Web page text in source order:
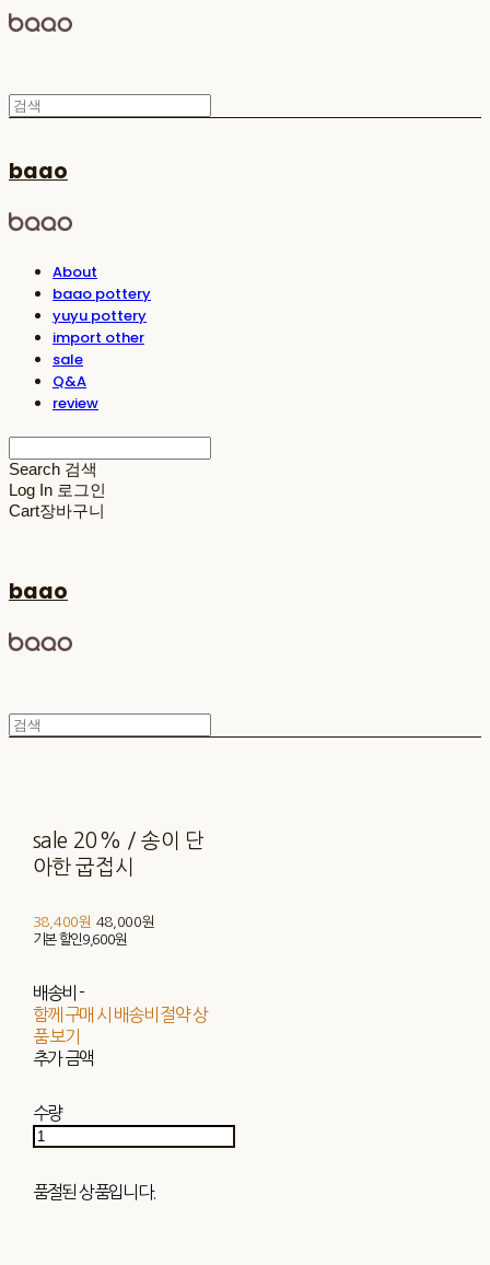
baao
About
baao pottery
yuyu pottery
import other
sale
Q&A
review
Search 검색
Log In 로그인
Cart장바구니
baao
sale 20% / 송이 단
아한 굽접시
38,400원 48,000원
기본 할인9,600원
배송비-
함께 구매 시 배송비 절약 상
품 보기
추가 금액
수량
품절된 상품입니다.